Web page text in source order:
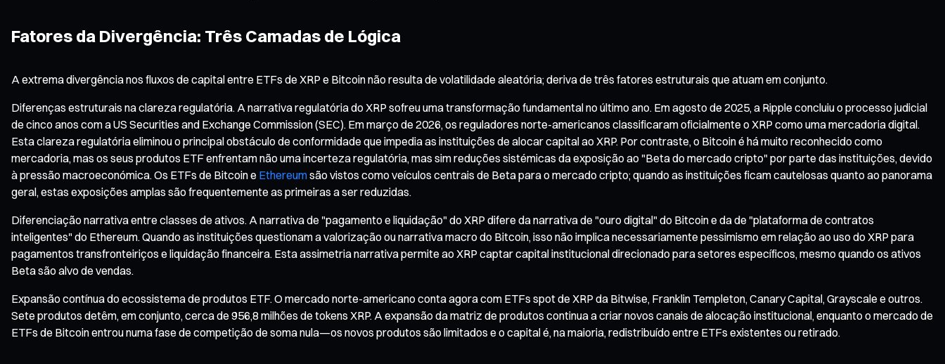
Fatores da Divergência: Três Camadas de Lógica
A extrema divergência nos fluxos de capital entre ETFs de XRP e Bitcoin não resulta de volatilidade aleatória; deriva de três fatores estruturais que atuam em conjunto.
Diferenças estruturais na clareza regulatória. A narrativa regulatória do XRP sofreu uma transformação fundamental no último ano. Em agosto de 2025, a Ripple concluiu o processo judicial
de cinco anos com a US Securities and Exchange Commission (SEC). Em março de 2026, os reguladores norte-americanos classificaram oficialmente o XRP como uma mercadoria digital.
Esta clareza regulatória eliminou o principal obstáculo de conformidade que impedia as instituições de alocar capital ao XRP. Por contraste, o Bitcoin é há muito reconhecido como
mercadoria, mas os seus produtos ETF enfrentam não uma incerteza regulatória, mas sim reduções sistémicas da exposição ao "Beta do mercado cripto" por parte das instituições, devido
à pressão macroeconómica. Os ETFs de Bitcoin e Ethereumsão vistos como veículos centrais de Beta para o mercado cripto; quando as instituições ficam cautelosas quanto ao panorama
geral, estas exposições amplas são frequentemente as primeiras a ser reduzidas.
Diferenciação narrativa entre classes de ativos. A narrativa de "pagamento e liquidação" do XRP difere da narrativa de "ouro digital" do Bitcoin e da de "plataforma de contratos
inteligentes" do Ethereum. Quando as instituições questionam a valorização ou narrativa macro do Bitcoin, isso não implica necessariamente pessimismo em relação ao uso do XRP para
pagamentos transfronteiriços e liquidação financeira. Esta assimetria narrativa permite ao XRP captar capital institucional direcionado para setores específicos, mesmo quando os ativos
Beta são alvo de vendas.
Expansão contínua do ecossistema de produtos ETF. O mercado norte-americano conta agora com ETFs spot de XRP da Bitwise, Franklin Templeton, Canary Capital, Grayscale e outros.
Sete produtos detêm, em conjunto, cerca de 956,8 milhões de tokens XRP. A expansão da matriz de produtos continua a criar novos canais de alocação institucional, enquanto o mercado de
ETFs de Bitcoin entrou numa fase de competição de soma nula—os novos produtos são limitados e o capital é, na maioria, redistribuído entre ETFs existentes ou retirado.